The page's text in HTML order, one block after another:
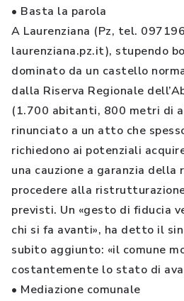
• Basta la parola
A Laurenziana (Pz, tel.
laurenziana.pz.it), stupendo
dominato da un castello
dalla Riserva Regionale
(1.700 abitanti, 800 metri di
rinunciato a un atto che
richiedono ai potenziali
una cauzione a garanzia della
procedere alla
previsti. Un «gesto di fiducia
chi si fa avanti», ha detto il
subito aggiunto: «il comune
costantemente lo stato di
• Mediazione comunale